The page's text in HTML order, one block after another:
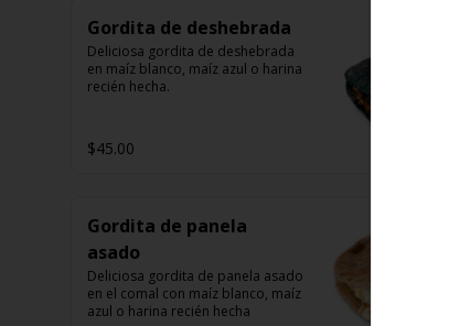
Gordita de deshebrada
Deliciosa gordita de deshebrada
en maíz blanco, maíz azul o harina
recién hecha.
$45.00
Gordita de panela
asado
Deliciosa gordita de panela asado
en el comal con maíz blanco, maíz
azul o harina recién hecha